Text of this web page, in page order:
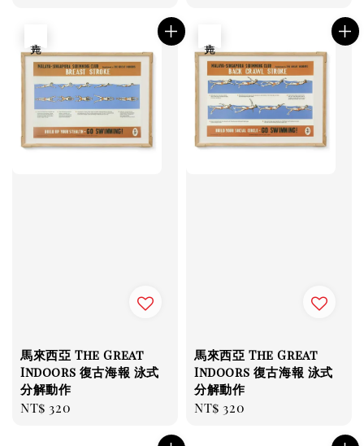
馬來西亞 The Great
Indoors 復古海報 泳式
分解動作
Regular
NT$ 320
馬來西亞 The Great
Indoors 復古海報 泳式
分解動作
Regular
NT$ 320